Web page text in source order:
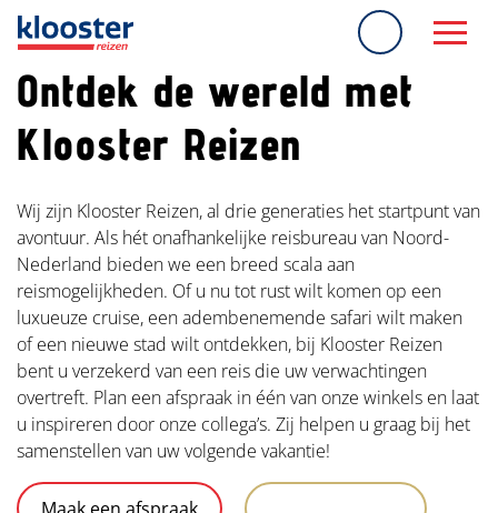
overslaan
Ontdek de wereld met
Klooster Reizen
Wij zijn Klooster Reizen, al drie generaties het startpunt van
avontuur. Als hét onafhankelijke reisbureau van Noord-
Nederland bieden we een breed scala aan
reismogelijkheden. Of u nu tot rust wilt komen op een
luxueuze cruise, een adembenemende safari wilt maken
of een nieuwe stad wilt ontdekken, bij Klooster Reizen
bent u verzekerd van een reis die uw verwachtingen
overtreft. Plan een afspraak in één van onze winkels en laat
u inspireren door onze collega’s. Zij helpen u graag bij het
samenstellen van uw volgende vakantie!